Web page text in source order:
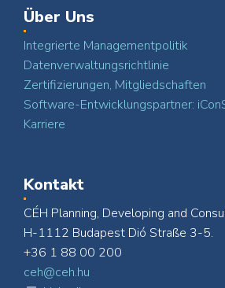
Über Uns
Integrierte Managementpolitik
Datenverwaltungsrichtlinie
Zertifizierungen, Mitgliedschaften
Software-Entwicklungspartner:
Karriere
Kontakt
CÉH Planning, Developing and
H-1112 Budapest Dió Straße 3-5.
+36 1 88 00 200
ceh@ceh.hu